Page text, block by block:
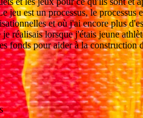
jeu est un processus, le
et où j'ai encore plus
je réalisais lorsque j'étais jeune
fonds pour aider à la